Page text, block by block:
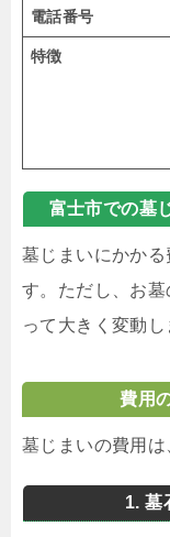
電話番号
特徴
富士市での墓
墓じまいにかかる
す。ただし、お
って大きく変動し
費用
墓じまいの費用は
1. 墓